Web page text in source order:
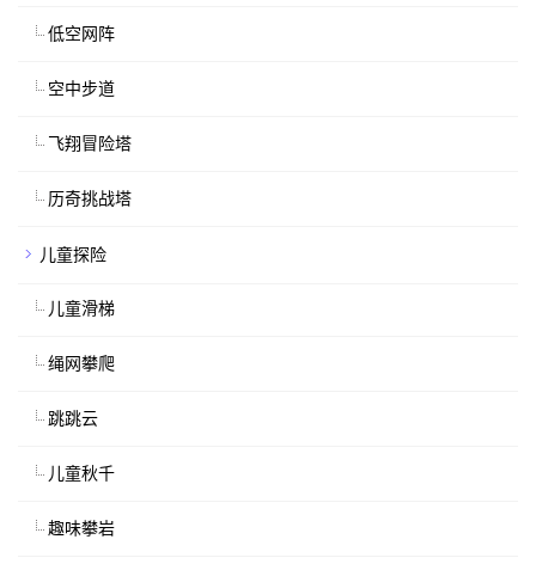
低空网阵
空中步道
飞翔冒险塔
历奇挑战塔
儿童探险
儿童滑梯
绳网攀爬
跳跳云
儿童秋千
趣味攀岩